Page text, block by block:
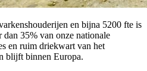
en bijna 5200 fte is
dan 35% van onze nationale
en ruim driekwart van het
blijft binnen Europa.